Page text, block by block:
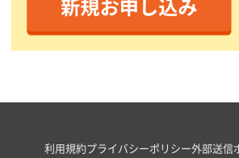
利用規約プライバシーポリシー外部送信